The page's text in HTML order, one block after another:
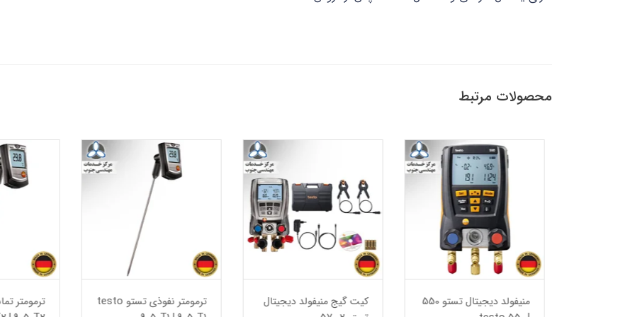
محصولات مرتبط
منیفولد دیجیتال تستو 550
کیت گیج منیفولد دیجیتال
ترمومتر نفوذی تستو testo
ترمومتر